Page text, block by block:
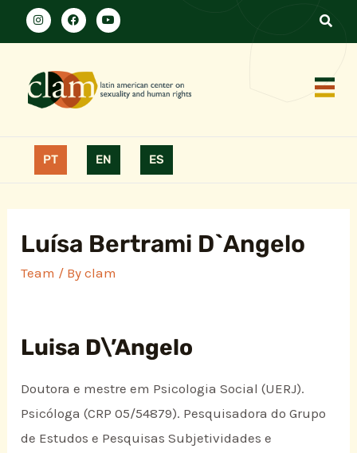
PT EN ES
Luísa Bertrami D`Angelo
Team / Byclam
Luisa D\’Angelo
Doutora e mestre em Psicologia Social (UERJ).
Psicóloga (CRP 05/54879). Pesquisadora do Grupo
de Estudos e Pesquisas Subjetividades e